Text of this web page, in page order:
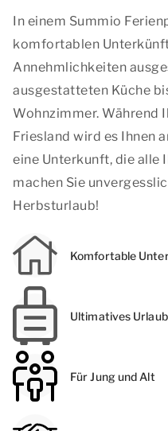
In einem Summio
komfortablen
Annehmlichkeiten
ausgestatteten Küche
Wohnzimmer. Während
Friesland wird es Ihnen
eine Unterkunft, die alle
machen Sie
Herbsturlaub!
Komfortable
Ultimatives
Für Jung und Alt